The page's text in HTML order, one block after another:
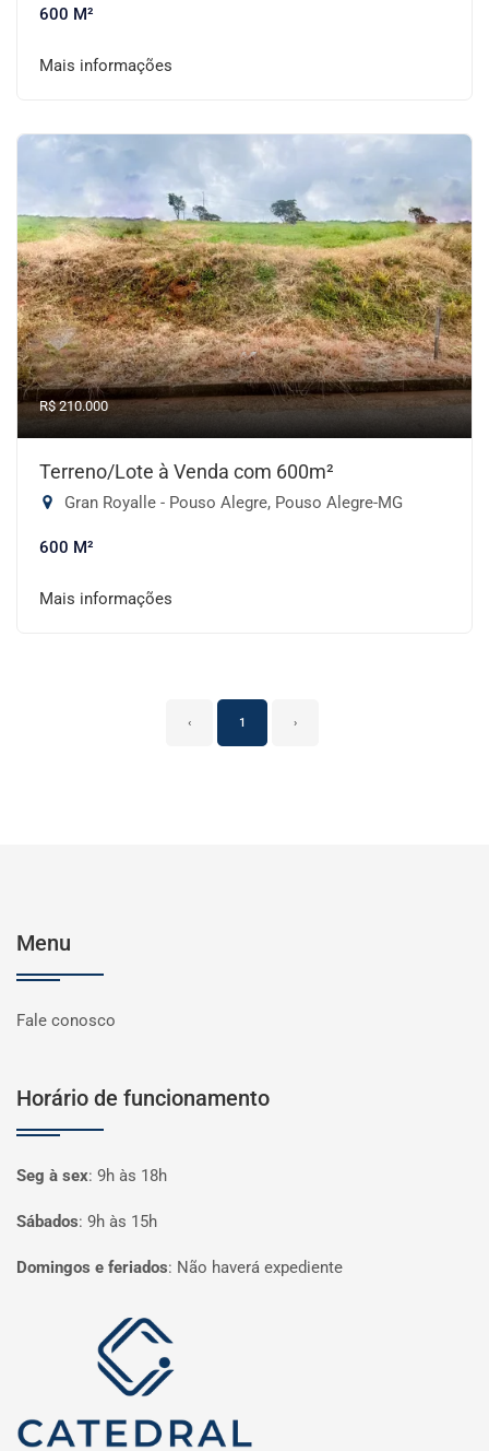
600 M²
Mais informações
R$ 210.000
Terreno/Lote à Venda com 600m²
Gran Royalle - Pouso Alegre, Pouso Alegre-MG
600 M²
Mais informações
‹ 1 ›
Menu
Fale conosco
Horário de funcionamento
Seg à sex: 9h às 18h
Sábados: 9h às 15h
Domingos e feriados: Não haverá expediente
Página inicial